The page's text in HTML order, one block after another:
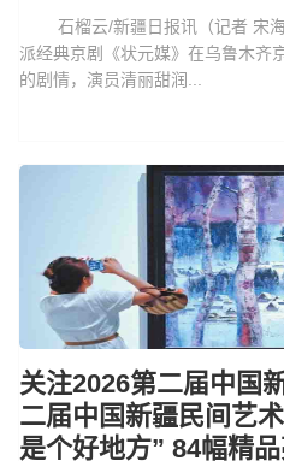
石榴云/新疆日报讯（记者 宋海
派经典京剧《状元媒》在乌鲁木齐
的剧情，演员清丽甜润...
关注2026第二届中国
二届中国新疆民间艺
是个好地方” 84幅精